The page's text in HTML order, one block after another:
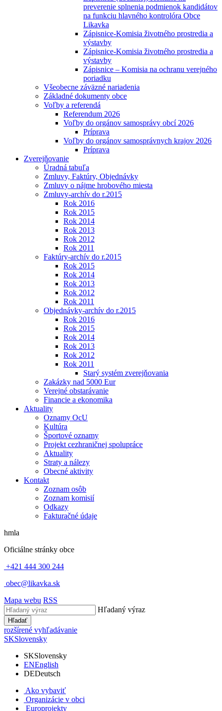
preverenie splnenia podmienok kandidátov
na funkciu hlavného kontrolóra Obce
Likavka
Zápisnice-Komisia životného prostredia a
výstavby
Zápisnice-Komisia životného prostredia a
výstavby
Zápisnice – Komisia na ochranu verejného
poriadku
Všeobecne záväzné nariadenia
Základné dokumenty obce
Voľby a referendá
Referendum 2026
Voľby do orgánov samosprávy obcí 2026
Príprava
Voľby do orgánov samosprávnych krajov 2026
Príprava
Zverejňovanie
Úradná tabuľa
Zmluvy, Faktúry, Objednávky
Zmluvy o nájme hrobového miesta
Zmluvy-archív do r.2015
Rok 2016
Rok 2015
Rok 2014
Rok 2013
Rok 2012
Rok 2011
Faktúry-archív do r.2015
Rok 2015
Rok 2014
Rok 2013
Rok 2012
Rok 2011
Objednávky-archív do r.2015
Rok 2016
Rok 2015
Rok 2014
Rok 2013
Rok 2012
Rok 2011
Starý systém zverejňovania
Zakázky nad 5000 Eur
Verejné obstarávanie
Financie a ekonomika
Aktuality
Oznamy OcU
Kultúra
Športové oznamy
Projekt cezhraničnej spolupráce
Aktuality
Straty a nálezy
Obecné aktivity
Kontakt
Zoznam osôb
Zoznam komisií
Odkazy
Fakturačné údaje
hmla
Oficiálne stránky obce
+421 444 300 244
obec@likavka.sk
Mapa webu RSS
Hľadaný výraz
Hľadať
rozšírené vyhľadávanie
SKSlovensky
SKSlovensky
ENEnglish
DEDeutsch
Ako vybaviť
Organizácie v obci
Europrojekty